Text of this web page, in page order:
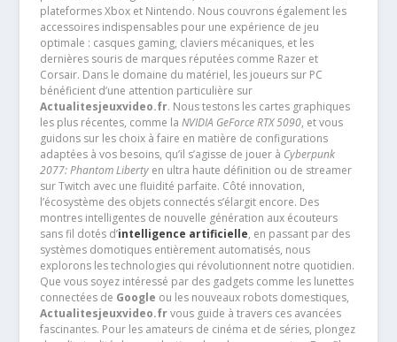
plateformes Xbox et Nintendo. Nous couvrons également les
accessoires indispensables pour une expérience de jeu
optimale : casques gaming, claviers mécaniques, et les
dernières souris de marques réputées comme Razer et
Corsair. Dans le domaine du matériel, les joueurs sur PC
bénéficient d’une attention particulière sur
Actualitesjeuxvideo.fr. Nous testons les cartes graphiques
les plus récentes, comme la NVIDIA GeForce RTX 5090, et vous
guidons sur les choix à faire en matière de configurations
adaptées à vos besoins, qu’il s’agisse de jouer à Cyberpunk
2077: Phantom Libertyen ultra haute définition ou de streamer
sur Twitch avec une fluidité parfaite. Côté innovation,
l’écosystème des objets connectés s’élargit encore. Des
montres intelligentes de nouvelle génération aux écouteurs
sans fil dotés d’intelligence artificielle, en passant par des
systèmes domotiques entièrement automatisés, nous
explorons les technologies qui révolutionnent notre quotidien.
Que vous soyez intéressé par des gadgets comme les lunettes
connectées de Google ou les nouveaux robots domestiques,
Actualitesjeuxvideo.frvous guide à travers ces avancées
fascinantes. Pour les amateurs de cinéma et de séries, plongez